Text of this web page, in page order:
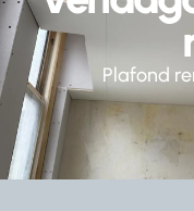
Plafond